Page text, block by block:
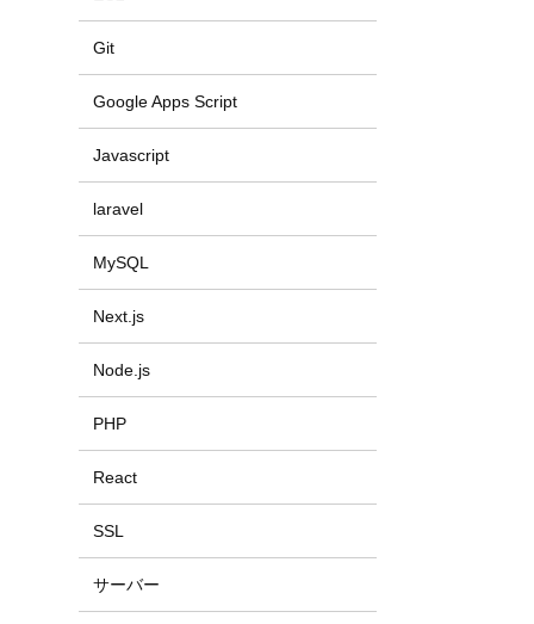
Git
Google Apps Script
Javascript
laravel
MySQL
Next.js
Node.js
PHP
React
SSL
サーバー